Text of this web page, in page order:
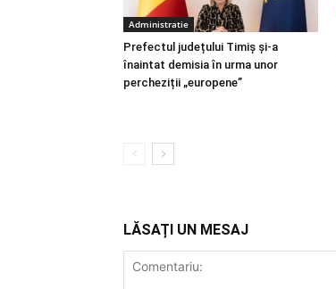
Administratie
Prefectul județului Timiș și-a
înaintat demisia în urma unor
percheziții „europene”
LĂSAȚI UN MESAJ